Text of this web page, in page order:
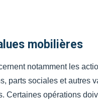
mobilières
notamment les
parts sociales et autres
Certaines opérations